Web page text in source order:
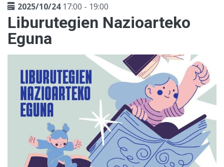
2025/10/2417:00 - 19:00
Liburutegien Nazioarteko
Eguna